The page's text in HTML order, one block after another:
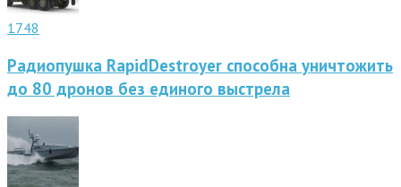
1748
Радиопушка RapidDestroyer способна уничтожить
до 80 дронов без единого выстрела